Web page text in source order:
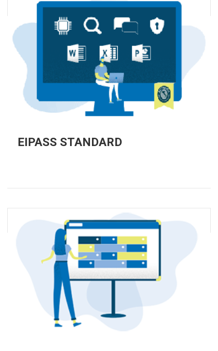
EIPASS STANDARD